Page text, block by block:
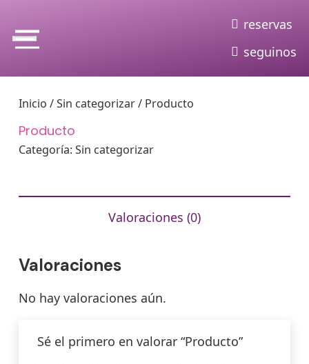
reservas
seguinos
Inicio /Sin categorizar/ Producto
Producto
Categoría: Sin categorizar
Valoraciones (0)
Valoraciones
No hay valoraciones aún.
Sé el primero en valorar “Producto”